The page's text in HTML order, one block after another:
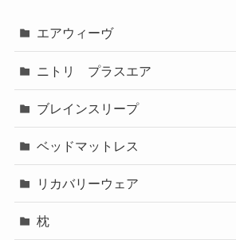
エアウィーヴ
ニトリ プラスエア
ブレインスリープ
ベッドマットレス
リカバリーウェア
枕